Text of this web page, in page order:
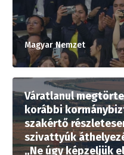
Magyar Nemzet
Váratlanul
korábbi
szakértő
szivattyúk
„Ne úgy képzeljük